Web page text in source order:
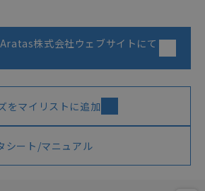
株式会社ウェブサイトにて
をマイリストに追加
シート/マニュアル